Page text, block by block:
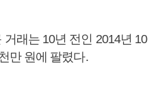
래는 10년 전인 2014년 10
만 원에 팔렸다.